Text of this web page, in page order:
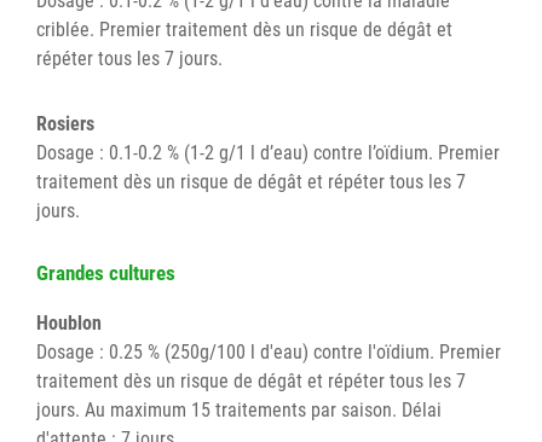
criblée. Premier traitement dès un risque de dégât et
répéter tous les 7 jours.
Rosiers
Dosage : 0.1-0.2 % (1-2 g/1 l d’eau) contre l’oïdium. Premier
traitement dès un risque de dégât et répéter tous les 7
jours.
Grandes cultures
Houblon
Dosage : 0.25 % (250g/100 l d'eau) contre l'oïdium. Premier
traitement dès un risque de dégât et répéter tous les 7
jours. Au maximum 15 traitements par saison. Délai